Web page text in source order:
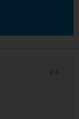
9.4